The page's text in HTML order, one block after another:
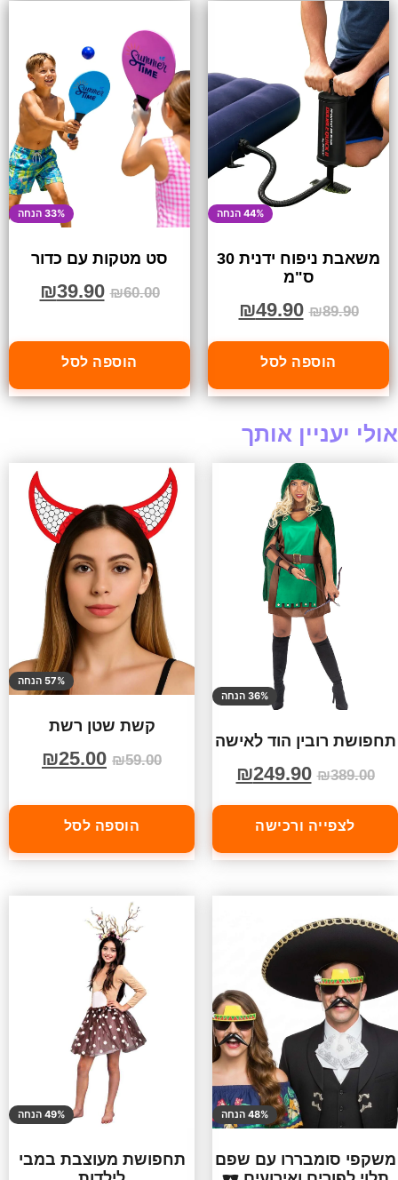
44% הנחה
משאבת ניפוח ידנית 30
ס"מ
₪89.90
₪49.90
הוספה לסל
33% הנחה
סט מטקות עם כדור
₪60.00
₪39.90
הוספה לסל
אולי יעניין אותך
36% הנחה
תחפושת רובין הוד לאישה
₪389.00
₪249.90
לצפייה ורכישה
57% הנחה
קשת שטן רשת
₪59.00
₪25.00
הוספה לסל
48% הנחה
משקפי סומבררו עם שפם
49% הנחה
תחפושת מעוצבת במבי